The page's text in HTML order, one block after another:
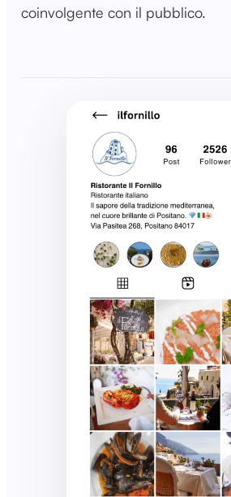
coinvolgente con il pubblico.